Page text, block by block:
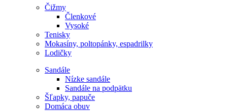
Čižmy
Členkové
Vysoké
Tenisky
Mokasíny, poltopánky, espadrilky
Lodičky
Sandále
Nízke sandále
Sandále na podpätku
Šľapky, papuče
Domáca obuv